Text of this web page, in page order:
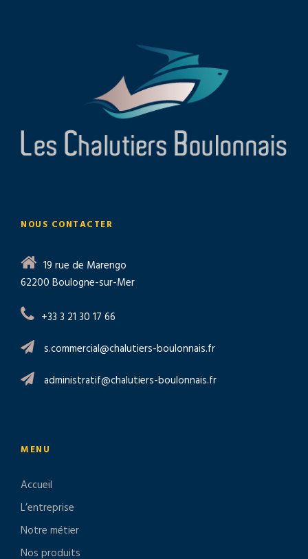
NOUS CONTACTER
19 rue de Marengo
62200 Boulogne-sur-Mer
+33 3 21 30 17 66
s.commercial@chalutiers-boulonnais.fr
administratif@chalutiers-boulonnais.fr
MENU
Accueil
L’entreprise
Notre métier
Nos produits